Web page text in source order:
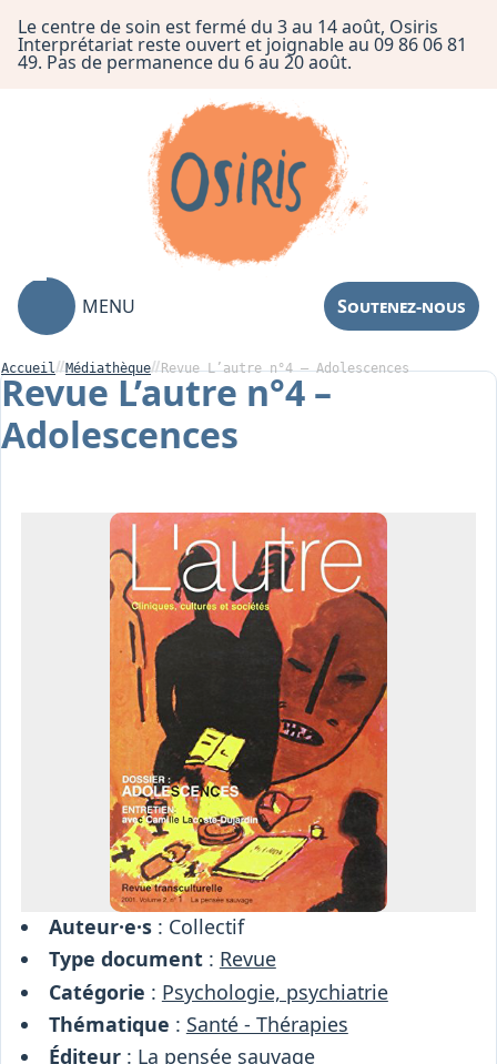
Le centre de soin est fermé du 3 au 14 août, Osiris
Interprétariat reste ouvert et joignable au 09 86 06 81
49. Pas de permanence du 6 au 20 août.
MENU Soutenez-nous
Association
Interprétariat
Ressources
Accueil Médiathèque Revue L’autre n°4 – Adolescences
Revue L’autre n°4 –
Adolescences
Auteur·e·s: Collectif
Type document: Revue
Catégorie : Psychologie, psychiatrie
Thématique : Santé - Thérapies
Éditeur: La pensée sauvage